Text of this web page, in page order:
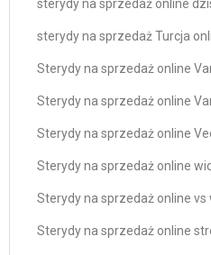
sterydy na sprzedaż online
sterydy na sprzedaż Turcja
Sterydy na sprzedaż online
Sterydy na sprzedaż online
Sterydy na sprzedaż online
Sterydy na sprzedaż online
Sterydy na sprzedaż online vs
Sterydy na sprzedaż online